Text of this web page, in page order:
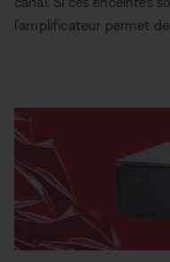
l’amplificateur permet